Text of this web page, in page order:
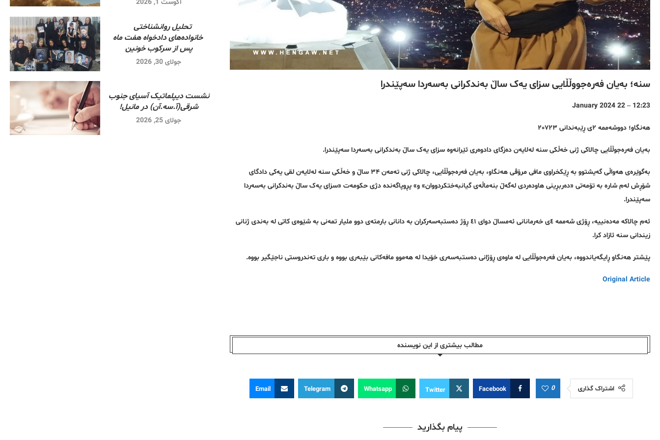
سنە؛ بەیان فەرەجووڵڵایی سزای یەک ساڵ بەندکرانی بەسەردا سەپێندرا
12:23 – 22 January 2024
هەنگاو؛ دووشەممە ٢ی ڕێبەندانی ٢٠٧٢٣
بەیان فەرەجوڵڵایی چالاکی ژنی خەڵکی سنە لەلایەن دەزگای دادوەری ئێرانەوە سزای یەک ساڵ بەندکرانی بەسەردا سەپێندرا.
بەگوێرەی هەواڵی گەیشتوو بە ڕێکخراوی مافی مرۆڤی هەنگاو، بەیان فەرەجوڵڵایی، چالاکی ژنی تەمەن ۳۴ ساڵ و خەڵکی سنە لەلایەن لقی یەکی دادگای
شۆڕش لەم شارە بە تۆمەتی «دەربڕینی هاودەردی لەگەڵ بنەماڵەی گیانبەختکردووان» و» پڕوپاگەندە دژی حکومەت «سزای یەک ساڵ بەندکرانی بەسەردا
سەپێندرا.
ئەم چالاکە مەدەنییە، ڕۆژی شەممە ٤ی خەرمانانی ئەمساڵ دوای ٤١ ڕۆژ دەستبەسەرکران بە دانانی بارمتەی دوو ملیار تمەنی بە شێوەی کاتی لە بەندی ژنانی
زیندانی سنە ئازاد کرا.
پێشتر هەنگاو ڕایگەیاندووە، بەیان فەرەجوڵڵایی لە ماوەی ڕۆژانی دەستبەسەری خۆیدا لە هەموو مافەکانی بێبەری بووە و باری تەندروستی ناجێگیر بووە.
Original Article
مطالب بیشتری از این نویسندە
اشتراک گذاری 0
Facebook
Twitter
Whatsapp
Telegram
Email
پیام بگذارید
آگوست 1, 2026
تحلیل روانشناختی
خانواده‌های دادخواه هفت ماه
پس از سرکوب خونین
جولای 30, 2026
نشست دیپلماتیک آسیای جنوب
شرقی‌(آ.سه.آن) در مانیل!
جولای 25, 2026